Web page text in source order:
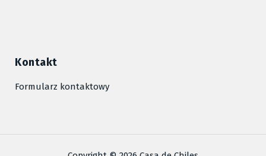
Kontakt
Formularz kontaktowy